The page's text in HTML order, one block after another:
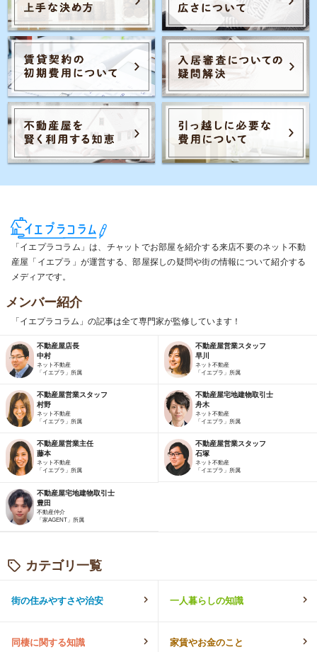
「イエプラコラム」は、チャットでお部屋を紹介する来店不要のネット不動
産屋「イエプラ」が運営する、部屋探しの疑問や街の情報について紹介する
メディアです。
メンバー紹介
「イエプラコラム」の記事は全て専門家が監修しています！
不動産屋店長
中村
ネット不動産
「イエプラ」所属
不動産屋営業スタッフ
早川
ネット不動産
「イエプラ」所属
不動産屋営業スタッフ
村野
ネット不動産
「イエプラ」所属
不動産屋宅地建物取引士
舟木
ネット不動産
「イエプラ」所属
不動産屋営業主任
藤本
ネット不動産
「イエプラ」所属
不動産屋営業スタッフ
石塚
ネット不動産
「イエプラ」所属
不動産屋宅地建物取引士
豊田
不動産仲介
「家AGENT」所属
カテゴリ一覧
街の住みやすさや治安 一人暮らしの知識
同棲に関する知識 家賃やお金のこと